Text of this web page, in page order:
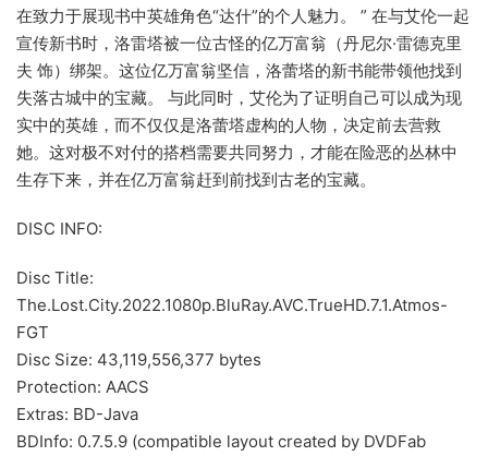
在致力于展现书中英雄角色“达什”的个人魅力。 ” 在与艾伦一起
宣传新书时，洛雷塔被一位古怪的亿万富翁（丹尼尔·雷德克里
夫 饰）绑架。这位亿万富翁坚信，洛蕾塔的新书能带领他找到
失落古城中的宝藏。 与此同时，艾伦为了证明自己可以成为现
实中的英雄，而不仅仅是洛蕾塔虚构的人物，决定前去营救
她。这对极不对付的搭档需要共同努力，才能在险恶的丛林中
生存下来，并在亿万富翁赶到前找到古老的宝藏。
DISC INFO:
Disc Title:
The.Lost.City.2022.1080p.BluRay.AVC.TrueHD.7.1.Atmos-
FGT
Disc Size: 43,119,556,377 bytes
Protection: AACS
Extras: BD-Java
BDInfo: 0.7.5.9 (compatible layout created by DVDFab